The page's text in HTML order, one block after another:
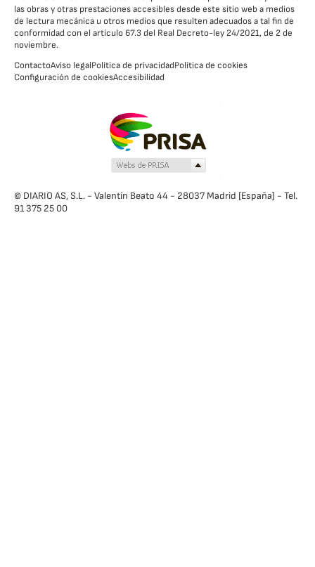
las obras y otras prestaciones accesibles desde este sitio web a medios
de lectura mecánica u otros medios que resulten adecuados a tal fin de
conformidad con el artículo 67.3 del Real Decreto-ley 24/2021, de 2 de
noviembre.
ContactoAviso legalPolítica de privacidadPolítica de cookies
Configuración de cookiesAccesibilidad
© DIARIO AS, S.L. - Valentín Beato 44 - 28037 Madrid [España] - Tel.
91 375 25 00